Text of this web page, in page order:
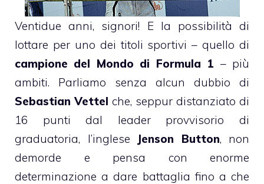
Ventidue anni, signori! E la possibilità di
lottare per uno dei titoli sportivi – quello di
campione del Mondo di Formula 1 – più
ambiti. Parliamo senza alcun dubbio di
Sebastian Vettel che, seppur distanziato di
16 punti dal leader provvisorio di
graduatoria, l’inglese Jenson Button, non
demorde e pensa con enorme
determinazione a dare battaglia fino a che